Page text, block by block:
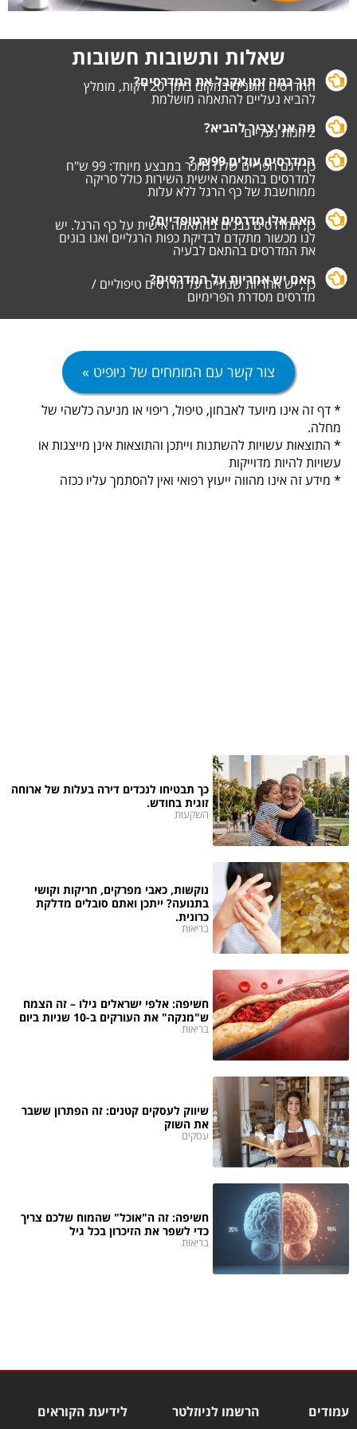
שאלות ותשובות חשובות
תוך כמה זמן אקבל את המדרסים?המדרסים מוכנים במקום בתוך 20 דקות, מומלץ
להביא נעליים להתאמה מושלמת
מה אני צריך להביא?
2 זוגות נעליים
המדרסים עולים ₪99 ?
כן, דגם הפריים שלנו נמכר במבצע מיוחד: 99 ש"ח
למדרסים בהתאמה אישית השירות כולל סריקה
ממוחשבת של כף הרגל ללא עלות
האם אלו מדרסים אורטופדיים?
כן, המדרסים נבנים בהתאמה אישית על כף הרגל. יש
לנו מכשור מתקדם לבדיקת כפות הרגליים ואנו בונים
את המדרסים בהתאם לבעיה
האם יש אחריות על המדרסים?
כן , יש אחריות שנתיים על מדרסים טיפוליים /
מדרסים מסדרת הפרימיום
צור קשר עם המומחים של ניופיט »
* דף זה אינו מיועד לאבחון, טיפול, ריפוי או מניעה כלשהי של
מחלה.
* התוצאות עשויות להשתנות וייתכן והתוצאות אינן מייצגות או
עשויות להיות מדוייקות
* מידע זה אינו מהווה ייעוץ רפואי ואין להסתמך עליו ככזה
כך תבטיחו לנכדים דירה בעלות של ארוחה
זוגית בחודש.
השקעות
נוקשות, כאבי מפרקים, חריקות וקושי
בתנועה? ייתכן ואתם סובלים מדלקת
כרונית.
בריאות
חשיפה: אלפי ישראלים גילו – זה הצמח
ש"מנקה" את העורקים ב-10 שניות ביום
בריאות
שיווק לעסקים קטנים: זה הפתרון ששבר
את השוק
עסקים
חשיפה: זה ה"אוכל" שהמוח שלכם צריך
כדי לשפר את הזיכרון בכל גיל
בריאות
עמודים
הרשמו לניוזלטר
לידיעת הקוראים